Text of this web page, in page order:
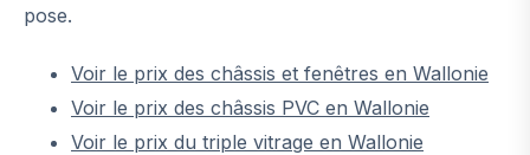
pose.
Voir le prix des châssis et fenêtres en Wallonie
Voir le prix des châssis PVC en Wallonie
Voir le prix du triple vitrage en Wallonie